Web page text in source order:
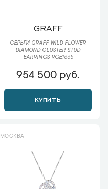
GRAFF
СЕРЬГИ GRAFF WILD FLOWER
DIAMOND CLUSTER STUD
EARRINGS RGE1665
954 500 руб.
КУПИТЬ
МОСКВА